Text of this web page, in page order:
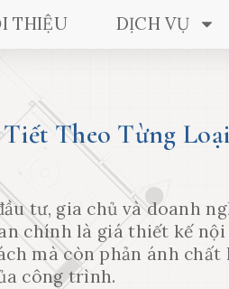
THIỆU DỊCH VỤ
Theo Từng
tư, gia chủ và doanh
chính là giá thiết kế nội
mà còn phản ánh chất
công trình.